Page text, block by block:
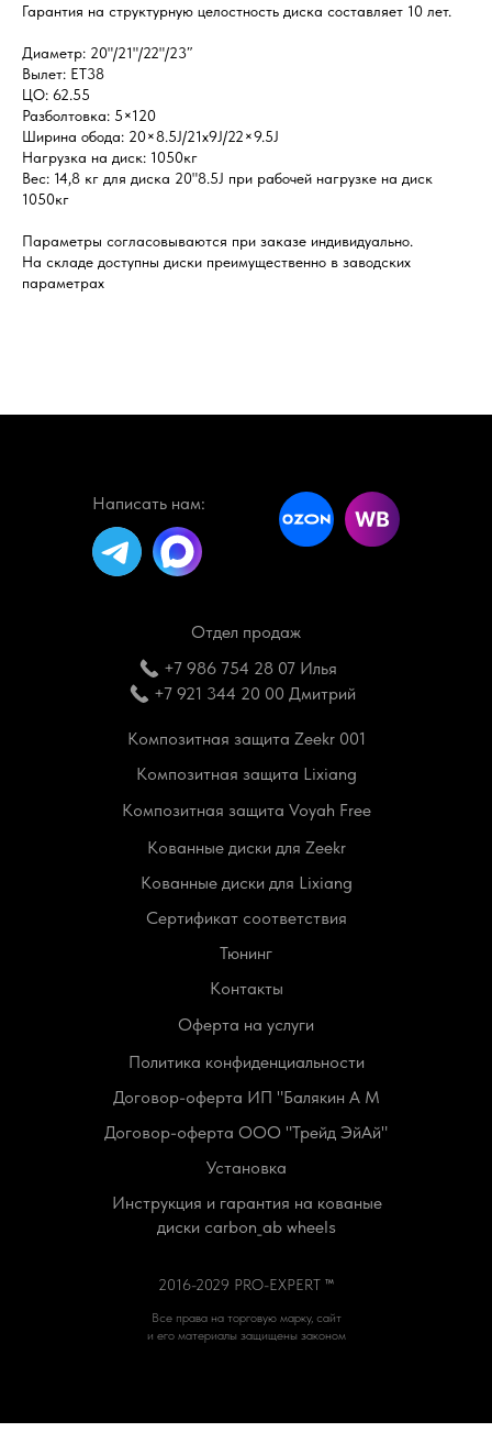
Гарантия на структурную целостность диска составляет 10 лет.
Диаметр: 20"/21"/22"/23″
Вылет: ET38
ЦО: 62.55
Разболтовка: 5×120
Ширина обода: 20×8.5J/21x9J/22×9.5J
Нагрузка на диск: 1050кг
Вес: 14,8 кг для диска 20"8.5J при рабочей нагрузке на диск
1050кг
Параметры согласовываются при заказе индивидуально.
На складе доступны диски преимущественно в заводских
параметрах
+7 921 344 20 00 Дмитрий
+7 986 754 28 07 Илья
Написать нам:
Отдел продаж
Все права на торговую марку, сайт
и его материалы защищены законом
2016-2029 PRO-EXPERT ™
Сертификат соответствия
Кованные диски для Lixiang
Кованные диски для Zeekr
Композитная защита Voyah Free
Композитная защита Lixiang
Композитная защита Zeekr 001
Инструкция и гарантия на кованые
диски carbon_ab wheels
Установка
Договор-оферта ООО "Трейд ЭйАй"
Договор-оферта ИП "Балякин А М
Политика конфиденциальности
Оферта на услуги
Контакты
Тюнинг